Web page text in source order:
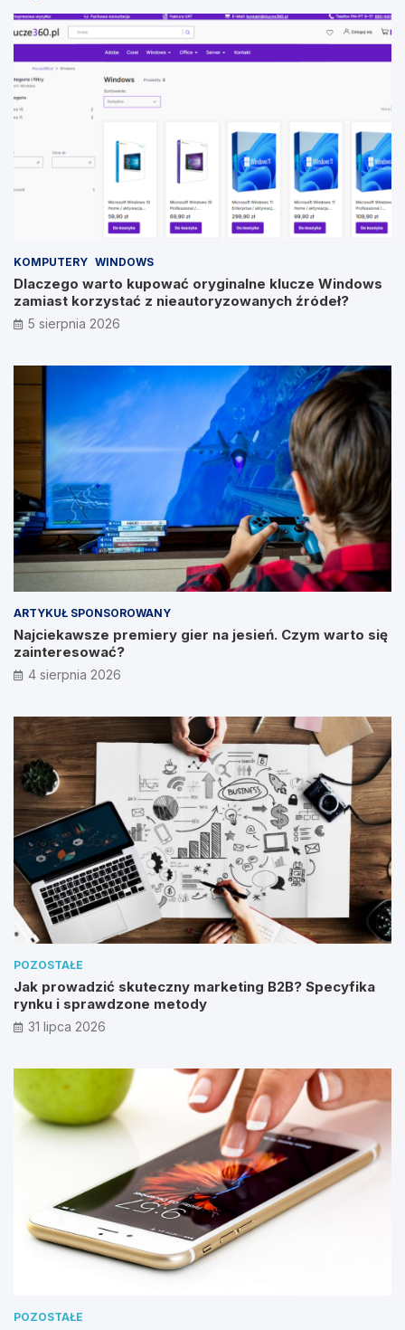
KOMPUTERY WINDOWS
Dlaczego warto kupować oryginalne klucze Windows
zamiast korzystać z nieautoryzowanych źródeł?
5 sierpnia 2026
ARTYKUŁ SPONSOROWANY
Najciekawsze premiery gier na jesień. Czym warto się
zainteresować?
4 sierpnia 2026
POZOSTAŁE
Jak prowadzić skuteczny marketing B2B? Specyfika
rynku i sprawdzone metody
31 lipca 2026
POZOSTAŁE